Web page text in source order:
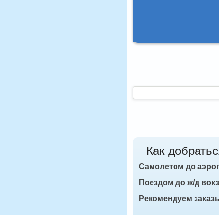
Как
Самолетом до
Поездом до ж/д
Рекомендуем